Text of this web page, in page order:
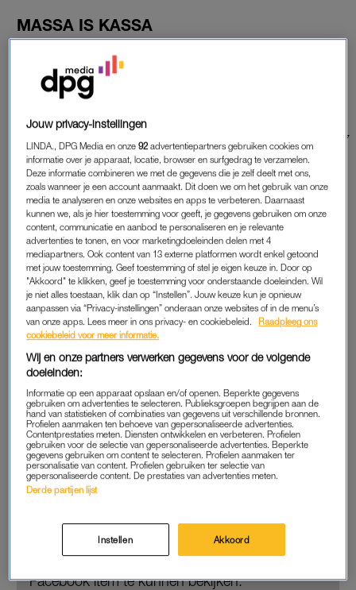
MASSA IS KASSA
vallen. “Massa is kassa” is écht een van zijn uitspraken. “Aan
de verkoop van vier frikandellen heb je niets, maar als je er
400.000 verkoopt dan wordt het leuk.” En zo is het.
https://twitter.com/concept_street/status/1391759347596865537
VERTROUWEN IS GOED, CONTROLEREN
IS BETER
Waarom zou je je medewerkers ruimte en
verantwoordelijkheid geven als je er zelf ook bovenop kunt
zitten? Dochter Inge kreeg het met de paplepel ingegoten.
Pas de privacy manager instellingen aan om dit
Facebook item te kunnen bekijken.
LANGZAME ETERS ZIJN LANGZAME
WERKERS
Volgens de miljonair zegt de manier hoe je eet iets over je
arbeidsethos. Hij snijdt zichzelf in ieder geval niet in de vingers,
want Peter werkt met gemak een bord worstenbroodjes naar
Facebook item te kunnen bekijken.
Jouw privacy-instellingen
LINDA., DPG Media en onze92 advertentiepartners gebruiken cookies om
informatie over je apparaat, locatie, browser en surfgedrag te verzamelen.
Deze informatie combineren we met de gegevens die je zelf deelt met ons,
zoals wanneer je een account aanmaakt. Dit doen we om het gebruik van onze
media te analyseren en onze websites en apps te verbeteren. Daarnaast
kunnen we, als je hier toestemming voor geeft, je gegevens gebruiken om onze
content, communicatie en aanbod te personaliseren en je relevante
advertenties te tonen, en voor marketingdoeleinden delen met 4
mediapartners. Ook content van 13 externe platformen wordt enkel getoond
met jouw toestemming. Geef toestemming of stel je eigen keuze in. Door op
"Akkoord" te klikken, geef je toestemming voor onderstaande doeleinden. Wil
je niet alles toestaan, klik dan op “Instellen”. Jouw keuze kun je opnieuw
aanpassen via “Privacy-instellingen” onderaan onze websites of in de menu’s
van onze apps. Lees meer in ons privacy- en cookiebeleid.
Raadpleeg ons
cookiebeleid voor meer informatie.
Wij en onze partners verwerken gegevens voor de volgende
doeleinden:
Informatie op een apparaat opslaan en/of openen. Beperkte gegevens
gebruiken om advertenties te selecteren. Publieksgroepen begrijpen aan de
hand van statistieken of combinaties van gegevens uit verschillende bronnen.
Profielen aanmaken ten behoeve van gepersonaliseerde advertenties.
Contentprestaties meten. Diensten ontwikkelen en verbeteren. Profielen
gebruiken voor de selectie van gepersonaliseerde advertenties. Beperkte
gegevens gebruiken om content te selecteren. Profielen aanmaken ter
personalisatie van content. Profielen gebruiken ter selectie van
gepersonaliseerde content. De prestaties van advertenties meten.
Derde partijen lijst
Instellen Akkoord